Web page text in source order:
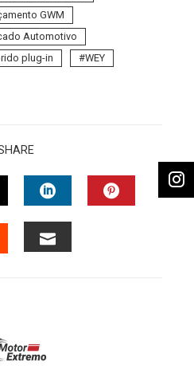
GWM
Automotivo
plug-in
WEY
LINKEDIN